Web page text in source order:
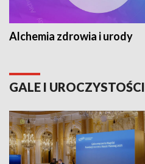
Alchemia zdrowia i urody
GALE I UROCZYSTOŚCI